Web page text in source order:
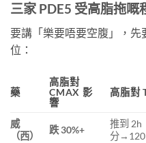
三家 PDE5 受高脂拖嘅
要講「樂要唔要空腹」，
位：
藥
高脂對
CMAX 影
響
高脂對
威
（西）
跌 30%+
推到 2h
分→120